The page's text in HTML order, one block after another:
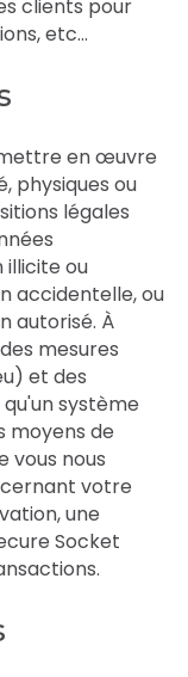
clients pour
etc…
en œuvre
physiques ou
légales
ou
accidentelle, ou
autorisé. À
mesures
et des
système
moyens de
vous nous
votre
une
Socket